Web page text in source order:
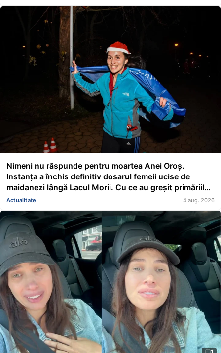
Nimeni nu răspunde pentru moartea Anei Oroș.
Instanța a închis definitiv dosarul femeii ucise de
maidanezi lângă Lacul Morii. Cu ce au greșit primăriile
conduse de Nicușor Dan și Ciucu
Actualitate 4 aug. 2026
1